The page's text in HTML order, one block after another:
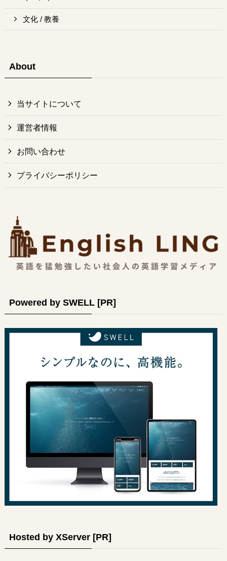
文化 / 教養
About
当サイトについて
運営者情報
お問い合わせ
プライバシーポリシー
Powered by SWELL [PR]
Hosted by XServer [PR]